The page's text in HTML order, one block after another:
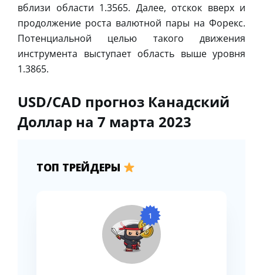
вблизи области 1.3565. Далее, отскок вверх и
продолжение роста валютной пары на Форекс.
Потенциальной целью такого движения
инструмента выступает область выше уровня
1.3865.
USD/CAD прогноз Канадский
Доллар на 7 марта 2023
ТОП ТРЕЙДЕРЫ
1